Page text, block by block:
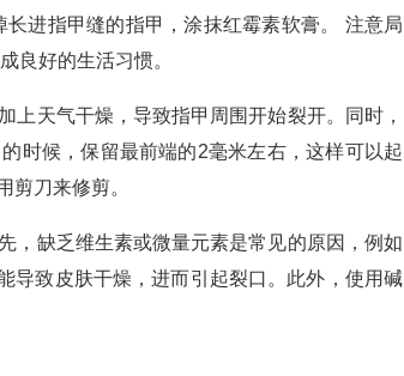
进指甲缝的指甲，涂抹红霉素软膏。 注意局
良好的生活习惯。
天气干燥，导致指甲周围开始裂开。同时，
时候，保留最前端的2毫米左右，这样可以起
剪刀来修剪。
，缺乏维生素或微量元素是常见的原因，例如
导致皮肤干燥，进而引起裂口。此外，使用碱